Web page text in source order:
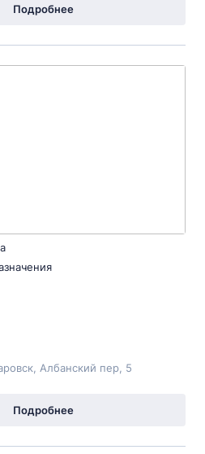
Подробнее
Албанский пер, 5
Подробнее